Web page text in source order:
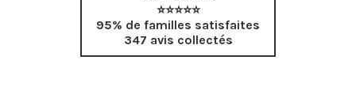
⭐⭐⭐⭐⭐
95% de familles satisfaites
347 avis collectés